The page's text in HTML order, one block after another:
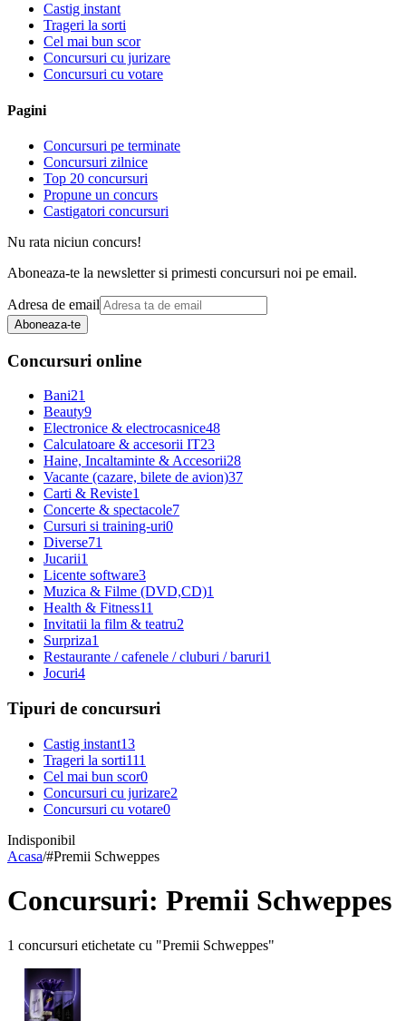
Castig instant
Trageri la sorti
Cel mai bun scor
Concursuri cu jurizare
Concursuri cu votare
Pagini
Concursuri pe terminate
Concursuri zilnice
Top 20 concursuri
Propune un concurs
Castigatori concursuri
Nu rata niciun concurs!
Aboneaza-te la newsletter si primesti concursuri noi pe email.
Adresa de email
Aboneaza-te
Concursuri online
Bani21
Beauty9
Electronice & electrocasnice48
Calculatoare & accesorii IT23
Haine, Incaltaminte & Accesorii28
Vacante (cazare, bilete de avion)37
Carti & Reviste1
Concerte & spectacole7
Cursuri si training-uri0
Diverse71
Jucarii1
Licente software3
Muzica & Filme (DVD,CD)1
Health & Fitness11
Invitatii la film & teatru2
Surpriza1
Restaurante / cafenele / cluburi / baruri1
Jocuri4
Tipuri de concursuri
Castig instant13
Trageri la sorti111
Cel mai bun scor0
Concursuri cu jurizare2
Concursuri cu votare0
Indisponibil
Acasa/#Premii Schweppes
Concursuri: Premii Schweppes
1 concursuri etichetate cu "Premii Schweppes"